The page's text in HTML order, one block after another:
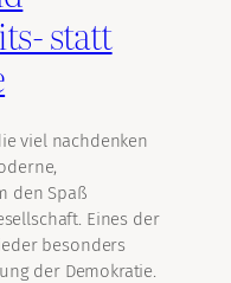
statt
viel nachdenken
den Spaß
Eines der
besonders
der Demokratie.